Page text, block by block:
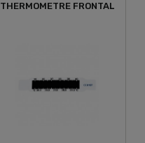
THERMOMETRE FRONTAL